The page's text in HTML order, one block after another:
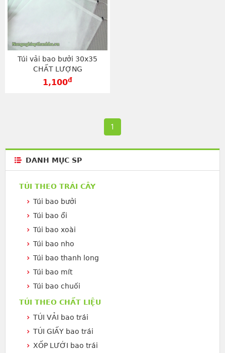
Túi vải bao bưởi 30x35
CHẤT LƯỢNG
1,100đ
1
DANH MỤC SP
TÚI THEO TRÁI CÂY
Túi bao bưởi
Túi bao ổi
Túi bao xoài
Túi bao nho
Túi bao thanh long
Túi bao mít
Túi bao chuối
TÚI THEO CHẤT LIỆU
TÚI VẢI bao trái
TÚI GIẤY bao trái
XỐP LƯỚI bao trái